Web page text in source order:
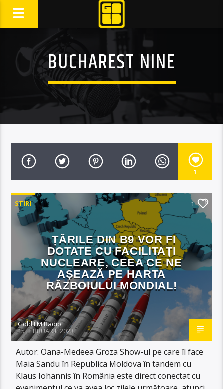
BUCHAREST NINE
1
STIRI 1
ȚĂRILE DIN B9 VOR FI
DOTATE CU FACILITAȚI
NUCLEARE, CEEA CE NE
AȘEAZĂ PE HARTA
RĂZBOIULUI MONDIAL!
Gold FM Radio
15 FEBRUARIE 2023
Autor: Oana-Medeea Groza Show-ul pe care îl face
Maia Sandu în Republica Moldova în tandem cu
Klaus Iohannis în România este direct conectat cu